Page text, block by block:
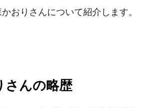
おりさんについて紹介します。
さんの略歴